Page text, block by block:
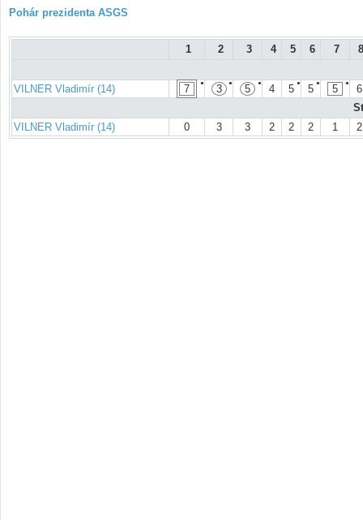
Pohár prezidenta ASGS
1 2 3 4 5 6 7 8
VILNER Vladimír (14) ●
7 ●
3 ●
5 4 ●
5 ●
5 ●
5
6
VILNER Vladimír (14)
0 3 3 2 2 2 1 2